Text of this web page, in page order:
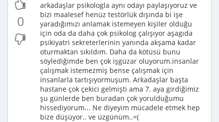
0
arkadaşlar psikologla aynı odayı paylaşıyoruz ve
bizi maalesef henüz testörlük dışında bi işe
yaradığımızı anlamak istemeyen kişiler olduğu
için oda da daha çok psikolog çalışıyor aşagıda
psikiyatri sekreterlerinin yanında akşama kadar
oturmaktan sıkıldım. Daha da kötüsü bunu
söylediğimde ben çok işgüzar oluyorum.insanlar
çalışmak istemezmiş bense çalışmak için
insanlarla tartışıyormuşum. Arkadaşlar başta
hastane çok çekici gelmişti ama 7. aya girdiğimiz
şu günlerde ben buradan çok yorulduğumu
hissediyorum... Ne diyeyim mücadele etmek hep
bize düşüyor.. ve üzgünüm..=(